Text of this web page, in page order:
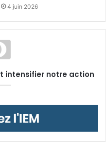
4 juin 2026
intensifier notre action